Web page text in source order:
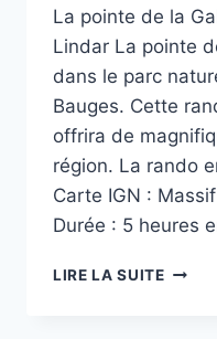
La pointe de la
Lindar La pointe
dans le parc
Bauges. Cette
offrira de
région. La rando
Carte IGN :
Durée : 5 heures
LIRE LA SUITERANDO